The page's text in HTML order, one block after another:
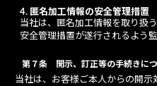
4. 匿名加工情報の安全管理措置
当社は、匿名加工情報を取り扱
安全管理措置が遂行されるよう
第７条 開示、訂正等の手続きに
当社は、お客様ご本人からの開